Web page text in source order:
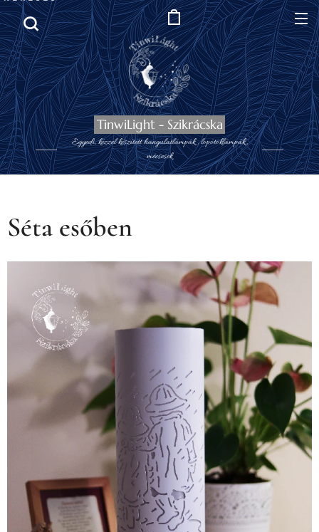
TinwiLight - Szikrácska
Egyedi, kézzel készített hangulatlámpák , lopótöklámpák,,
mécsesek
Séta esőben